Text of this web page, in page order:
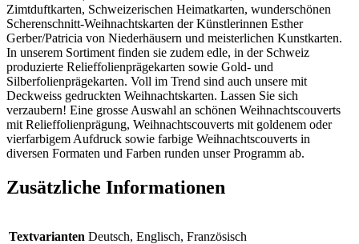
Zimtduftkarten, Schweizerischen Heimatkarten, wunderschönen
Scherenschnitt-Weihnachtskarten der Künstlerinnen Esther
Gerber/Patricia von Niederhäusern und meisterlichen Kunstkarten.
In unserem Sortiment finden sie zudem edle, in der Schweiz
produzierte Relieffolienprägekarten sowie Gold- und
Silberfolienprägekarten. Voll im Trend sind auch unsere mit
Deckweiss gedruckten Weihnachtskarten. Lassen Sie sich
verzaubern! Eine grosse Auswahl an schönen Weihnachtscouverts
mit Relieffolienprägung, Weihnachtscouverts mit goldenem oder
vierfarbigem Aufdruck sowie farbige Weihnachtscouverts in
diversen Formaten und Farben runden unser Programm ab.
Zusätzliche Informationen
Textvarianten Deutsch, Englisch, Französisch